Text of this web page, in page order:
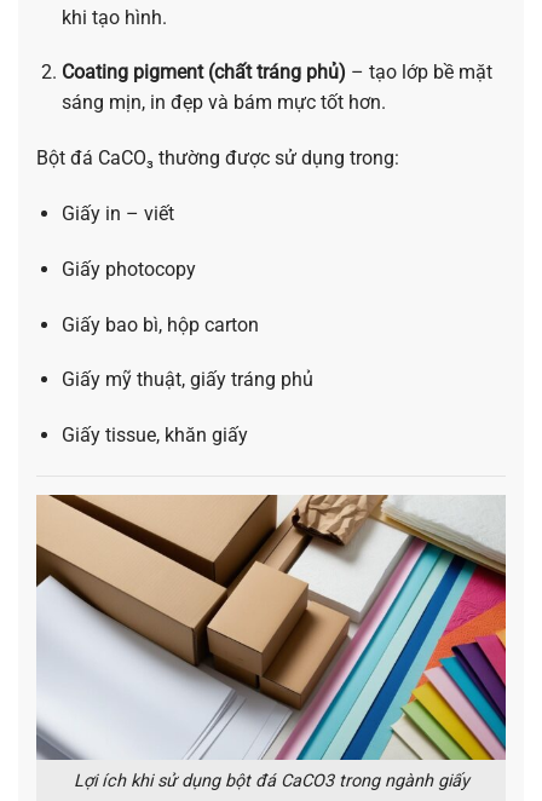
khi tạo hình.
Coating pigment (chất tráng phủ) – tạo lớp bề mặt
sáng mịn, in đẹp và bám mực tốt hơn.
Bột đá CaCO₃ thường được sử dụng trong:
Giấy in – viết
Giấy photocopy
Giấy bao bì, hộp carton
Giấy mỹ thuật, giấy tráng phủ
Giấy tissue, khăn giấy
Lợi ích khi sử dụng bột đá CaCO3 trong ngành giấy